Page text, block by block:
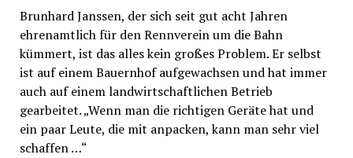
Brunhard Janssen, der sich seit gut acht Jahren
ehrenamtlich für den Rennverein um die Bahn
kümmert, ist das alles kein großes Problem. Er selbst
ist auf einem Bauernhof aufgewachsen und hat immer
auch auf einem landwirtschaftlichen Betrieb
gearbeitet. „Wenn man die richtigen Geräte hat und
ein paar Leute, die mit anpacken, kann man sehr viel
schaffen …“